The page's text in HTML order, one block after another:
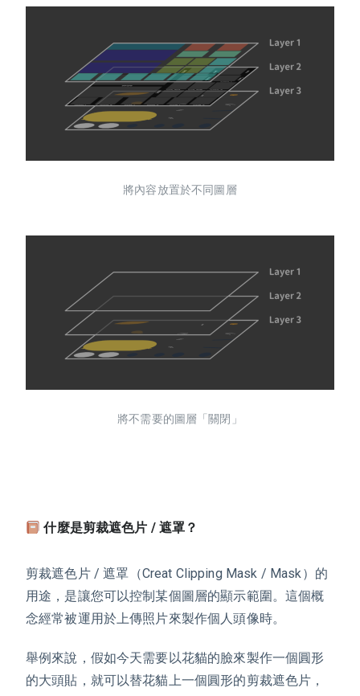
將內容放置於不同圖層
將不需要的圖層「關閉」
什麼是剪裁遮色片 / 遮罩？
剪裁遮色片 / 遮罩（Creat Clipping Mask / Mask）的
用途，是讓您可以控制某個圖層的顯示範圍。這個概
念經常被運用於上傳照片來製作個人頭像時。
舉例來說，假如今天需要以花貓的臉來製作一個圓形
的大頭貼，就可以替花貓上一個圓形的剪裁遮色片，